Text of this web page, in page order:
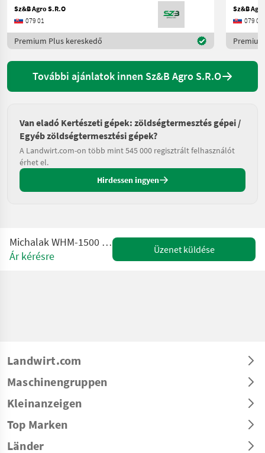
Sz&B Agro S.R.O
079 01
Premium Plus kereskedő
Sz&B
079 01
További ajánlatok innen Sz&B Agro S.R.O
Van eladó Kertészeti gépek: zöldségtermesztés gépei /
Egyéb zöldségtermesztési gépek?
A Landwirt.com-on több mint 545 000 regisztrált felhasználót
érhet el.
Hirdessen ingyen
Michalak WHM-1500 Hydraulic Box Tipper
Ár kérésre
Üzenet küldése
Landwirt.com
Maschinengruppen
Kleinanzeigen
Top Marken
Länder